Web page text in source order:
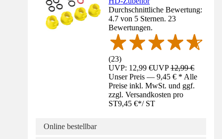
Durchschnittliche Bewertung:
4.7 von 5 Sternen. 23
Bewertungen.
(23)
UVP: 12,99 €UVP12,99 €
Unser Preis — 9,45 € * Alle
Preise inkl. MwSt. und ggf.
zzgl. Versandkosten pro
ST9,45 €*/ ST
Online bestellbar